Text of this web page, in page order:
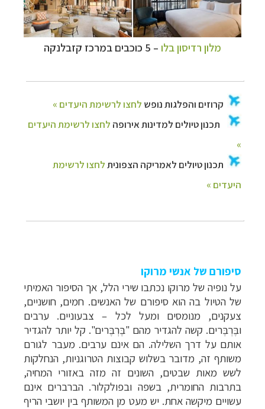
מלון רדיסון בלו – 5 כוכבים במרכז קזבלנקה
סיפורם של אנשי מרוקו
על נופיה של מרוקו נכתבו שירי הלל, אך הסיפור האמיתי
של הטיול בה הוא סיפורם של האנשים. חמים, חושניים,
צעקנים, מנומסים ומעל לכל – צבעוניים. ערבים
ובֶּרְבֶּרים. קשה להגדיר מהם "בֶּרְבֶּרים". קל יותר להגדיר
אותם על דרך השלילה. הם אינם ערבים. מעבר לגורם
משותף זה, מדובר בשלוש קבוצות הטרוגניות, הנחלקות
לשש מאות שבטים, השונים זה מזה באזורי המחיה,
בתרבות החומרית, בשפה ובפולקלור. הברברים אינם
עשויים מיקשה אחת. יש מעט מן המשותף בין יושבי הריף